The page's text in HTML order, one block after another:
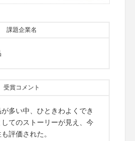
課題企業名
受賞コメント
多い中、ひときわよくでき
てのストーリーが見え、今
評価された。